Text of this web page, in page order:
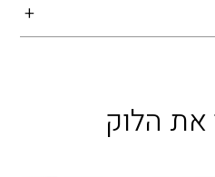
את הלוק